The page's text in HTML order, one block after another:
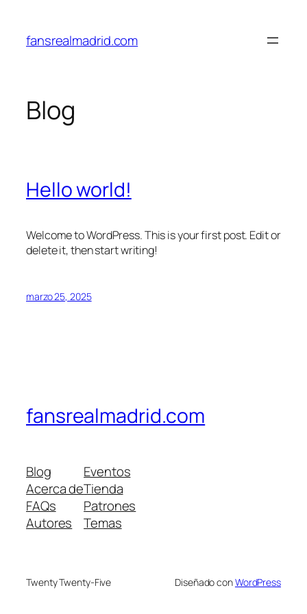
contenido
fansrealmadrid.com
Blog
Hello world!
Welcome to WordPress. This is your first post. Edit or
delete it, then start writing!
marzo 25, 2025
fansrealmadrid.com
Blog
Acerca de
FAQs
Autores
Eventos
Tienda
Patrones
Temas
Twenty Twenty-Five Diseñado conWordPress